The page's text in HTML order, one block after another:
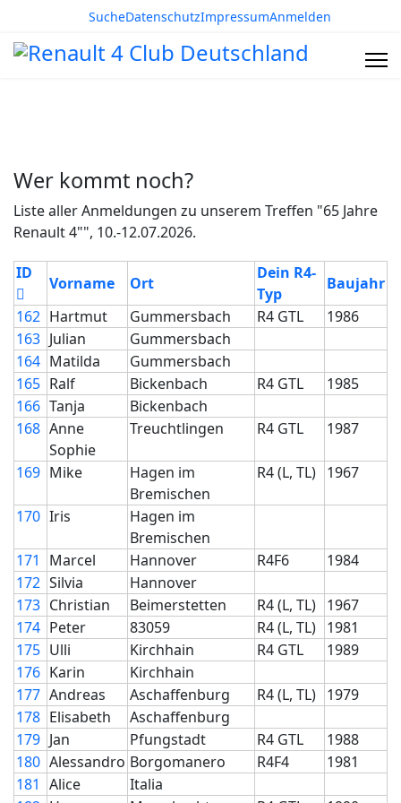
SucheDatenschutzImpressumAnmelden
Wer kommt noch?
Liste aller Anmeldungen zu unserem Treffen "65 Jahre
Renault 4"", 10.-12.07.2026.
ID
Klicken, um nach dieser Spalte zu sortieren: ID
VornameKlicken, um nach dieser Spalte zu
OrtKlicken, um nach dieser Spalte
Dein R4-
TypKlicken, um
Baujahr
162 Hartmut Gummersbach R4 GTL
1986
163 Julian
Gummersbach
164 Matilda
Gummersbach
165 Ralf Bickenbach R4 GTL
1985
166 Tanja
Bickenbach
168 Anne
Sophie
Treuchtlingen R4 GTL 1987
169 Mike
Hagen im
Bremischen
R4 (L, TL) 1967
170 Iris
Hagen im
Bremischen
171
Marcel Hannover R4F6
1984
172 Silvia
Hannover
173 Christian Beimerstetten R4 (L, TL) 1967
174 Peter 83059 R4 (L, TL) 1981
175 Ulli Kirchhain R4 GTL
1989
176 Karin
Kirchhain
177 Andreas Aschaffenburg R4 (L, TL) 1979
178 Elisabeth
Aschaffenburg
179 Jan Pfungstadt R4 GTL
1988
180 Alessandro Borgomanero R4F4
1981
181 Alice
Italia